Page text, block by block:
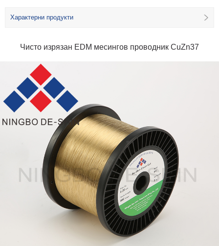
Характерни продукти
Чисто изрязан EDM месингов проводник CuZn37